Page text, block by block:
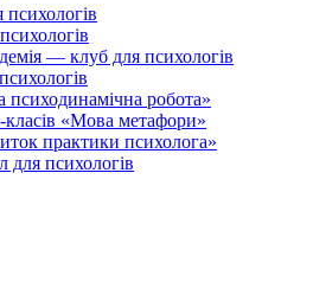
психологів
— клуб для психологів
психодинамічна робота»
«Мова метафори»
практики психолога»
для психологів